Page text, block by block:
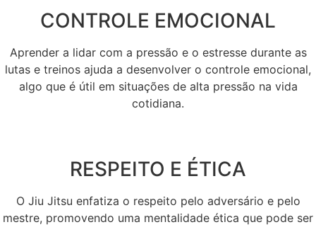
CONTROLE EMOCIONAL
Aprender a lidar com a pressão e o estresse durante as
lutas e treinos ajuda a desenvolver o controle emocional,
algo que é útil em situações de alta pressão na vida
cotidiana.
RESPEITO E ÉTICA
O Jiu Jitsu enfatiza o respeito pelo adversário e pelo
mestre, promovendo uma mentalidade ética que pode ser